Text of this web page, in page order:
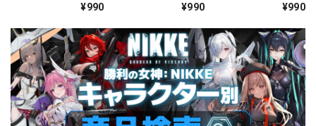
試しver.&スズキ>¥990 ¥990 ¥990